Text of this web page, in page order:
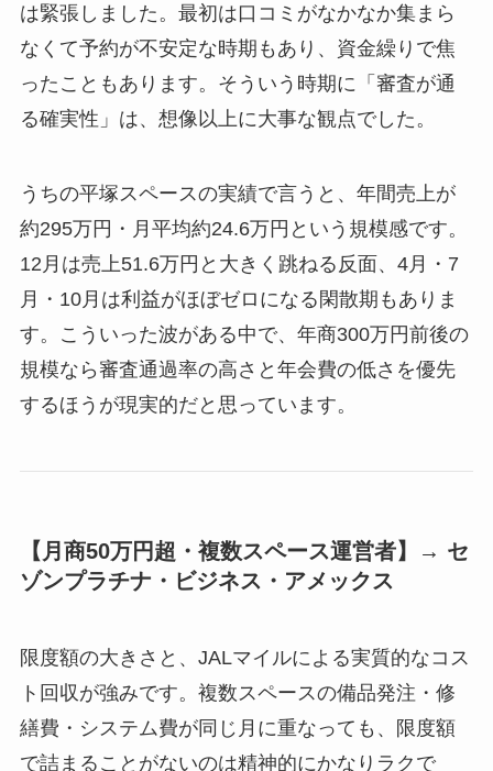
は緊張しました。最初は口コミがなかなか集まら
なくて予約が不安定な時期もあり、資金繰りで焦
ったこともあります。そういう時期に「審査が通
る確実性」は、想像以上に大事な観点でした。
うちの平塚スペースの実績で言うと、年間売上が
約295万円・月平均約24.6万円という規模感です。
12月は売上51.6万円と大きく跳ねる反面、4月・7
月・10月は利益がほぼゼロになる閑散期もありま
す。こういった波がある中で、年商300万円前後の
規模なら審査通過率の高さと年会費の低さを優先
するほうが現実的だと思っています。
【月商50万円超・複数スペース運営者】→ セ
ゾンプラチナ・ビジネス・アメックス
限度額の大きさと、JALマイルによる実質的なコス
ト回収が強みです。複数スペースの備品発注・修
繕費・システム費が同じ月に重なっても、限度額
で詰まることがないのは精神的にかなりラクで